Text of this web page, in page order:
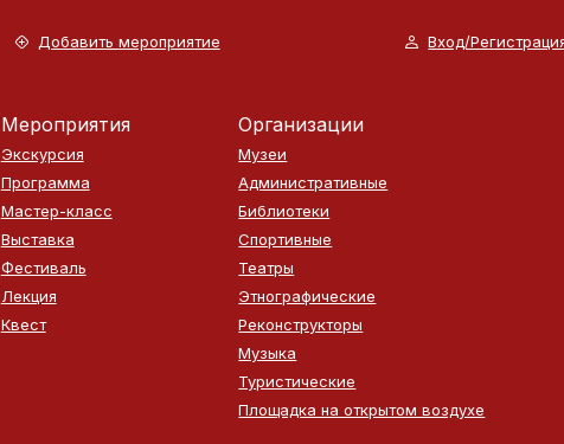
Добавить мероприятие Вход/
Мероприятия
Экскурсия
Программа
Мастер-класс
Выставка
Фестиваль
Лекция
Квест
Организации
Музеи
Административные
Библиотеки
Спортивные
Театры
Этнографические
Реконструкторы
Музыка
Туристические
Площадка на открытом воздухе